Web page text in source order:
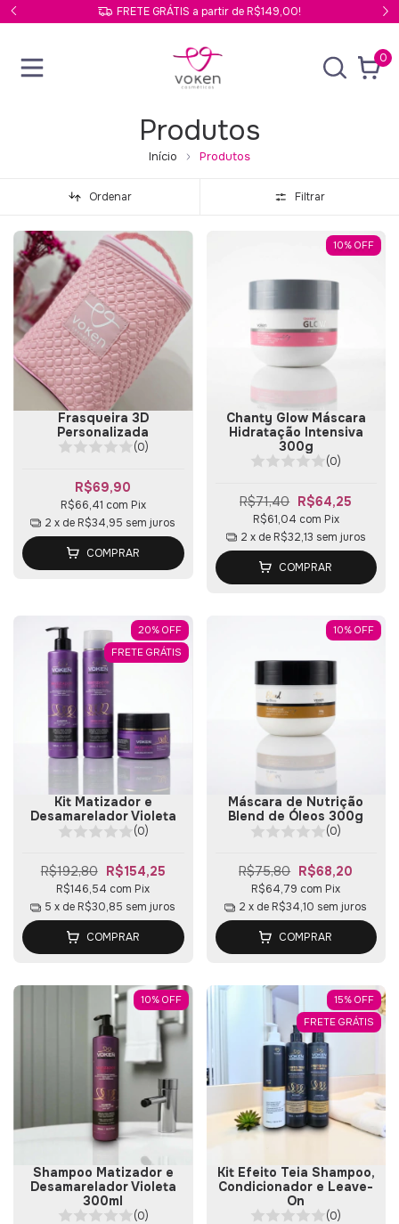
FRETE GRÁTIS a partir de R$149,00!
0
Produtos
Início Produtos
Ordenar Filtrar
Frasqueira 3D
Personalizada
(0)
R$69,90
R$66,41 com Pix
2 x de R$34,95 sem juros
COMPRAR
10% OFF
Chanty Glow Máscara
Hidratação Intensiva
300g
(0)
R$71,40 R$64,25
R$61,04 com Pix
2 x de R$32,13 sem juros
COMPRAR
20% OFF
FRETE GRÁTIS
Kit Matizador e
Desamarelador Violeta
(0)
R$192,80 R$154,25
R$146,54 com Pix
5 x de R$30,85 sem juros
COMPRAR
10% OFF
Máscara de Nutrição
Blend de Óleos 300g
(0)
R$75,80 R$68,20
R$64,79 com Pix
2 x de R$34,10 sem juros
COMPRAR
10% OFF
Shampoo Matizador e
Desamarelador Violeta
300ml
(0)
15% OFF
FRETE GRÁTIS
Kit Efeito Teia Shampoo,
Condicionador e Leave-
On
(0)